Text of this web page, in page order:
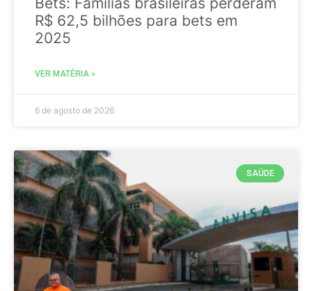
R$ 62,5 bilhões para bets em
2025
VER MATÉRIA »
6 de agosto de 2026
SAÚDE